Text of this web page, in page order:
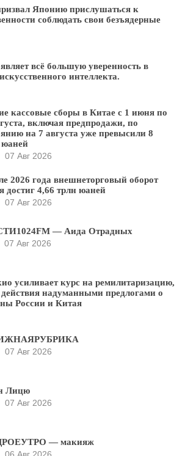
Японию прислушаться к
соблюдать свои безъядерные
всё большую уверенность в
интеллекта.
кассовые сборы в Китае с 1 июня по
включая предпродажи, по
на 7 августа уже превысили 8
07 Авг 2026
2026 года внешнеторговый оборот
достиг 4,66 трлн юаней
07 Авг 2026
— Аида Отрадных
07 Авг 2026
усиливает курс на ремилитаризацию,
надуманными предлогами о
России и Китая
07 Авг 2026
Лицю
07 Авг 2026
— макияж
06 Авг 2026